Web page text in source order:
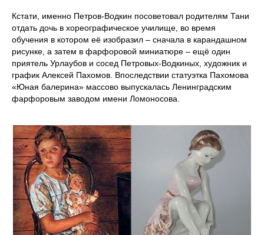
Кстати, именно Петров-Водкин посоветовал родителям Тани
отдать дочь в хореографическое училище, во время
обучения в котором её изобразил – сначала в карандашном
рисунке, а затем в фарфоровой миниатюре – ещё один
приятель Урлаубов и сосед Петровых-Водкиных, художник и
график Алексей Пахомов. Впоследствии статуэтка Пахомова
«Юная балерина» массово выпускалась Ленинградским
фарфоровым заводом имени Ломоносова.